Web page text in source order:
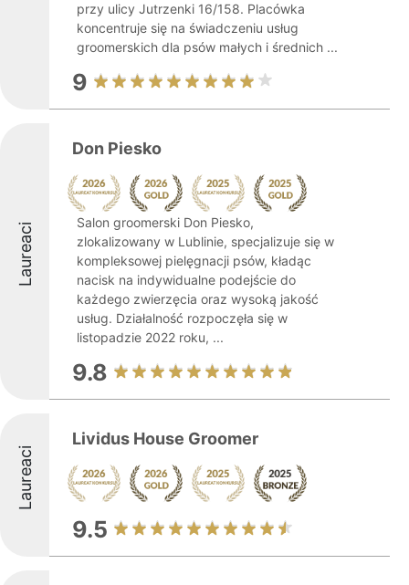
przy ulicy Jutrzenki 16/158. Placówka
koncentruje się na świadczeniu usług
groomerskich dla psów małych i średnich ...
9
Laureaci
Don Piesko
Salon groomerski Don Piesko,
zlokalizowany w Lublinie, specjalizuje się w
kompleksowej pielęgnacji psów, kładąc
nacisk na indywidualne podejście do
każdego zwierzęcia oraz wysoką jakość
usług. Działalność rozpoczęła się w
listopadzie 2022 roku, ...
9.8
Laureaci
Lividus House Groomer
9.5